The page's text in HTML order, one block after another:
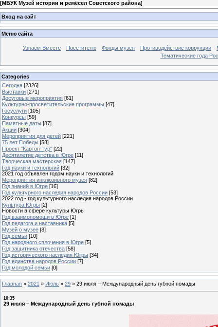
[МБУК Музей истории и ремёсел Советского района]
Вход на сайт
Меню сайта
Узнаём Вместе Посетителю Фонды музея Противодействие коррупции
Тематические года
Categories
Сегодня [2326]
Выставки [271]
Досуговые мероприятия [61]
Культурно-просветительские программы [47]
Госуслуги [105]
Конкурсы [59]
Памятные даты [87]
Акции [304]
Мероприятия для детей [221]
75 лет Победы [58]
Проект "Картоп-тур" [22]
Десятилетие детства в Югре [11]
Творческая мастерская [147]
Год науки и технологий [32]
2021 год объявлен годом науки и технологий
Мероприятия инклюзивного музея [82]
Год знаний в Югре [16]
Год культурного наследия народов России [53]
2022 год - год культурного наследия народов России
Культура Югры [2]
Новости в сфере культуры Югры
Год взаимопомощи в Югре [1]
Год педагога и наставника [5]
Музей о музее [8]
Год семьи [10]
Год народного сплочения в Югре [5]
Год защитника отечества [58]
Год исторического наследия Югры [34]
Год единства народов России [7]
Год молодой семьи [0]
Главная » 2021 » Июль » 29 » 29 июля – Международный день губной помады
10:35
29 июля – Международный день губной помады